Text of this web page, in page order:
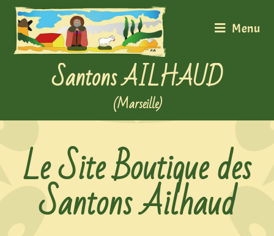
Menu
Santons AILHAUD
(Marseille)
Le Site Boutique des
Santons Ailhaud